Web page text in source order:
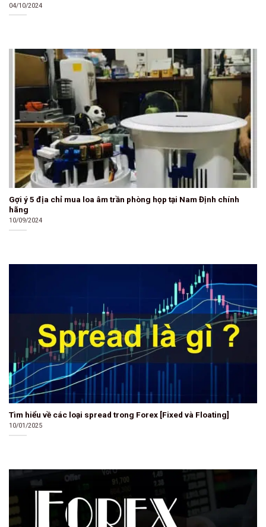
04/10/2024
Gợi ý 5 địa chỉ mua loa âm trần phòng họp tại Nam Định chính
hãng
10/09/2024
Tìm hiểu về các loại spread trong Forex [Fixed và Floating]
10/01/2025